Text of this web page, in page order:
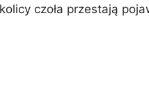
czoła przestają